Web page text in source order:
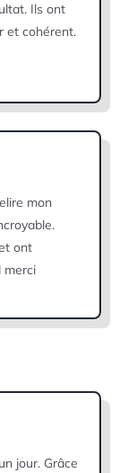
Ils ont
et cohérent.
mon
ont
merci
jour. Grâce